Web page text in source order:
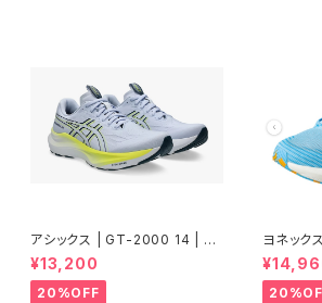
アシックス | GT-2000 14 | BL
UE FADE/TRANQUIL TEAL |
Men
¥13,200
20%OFF
ヨネック
エアラス
Women